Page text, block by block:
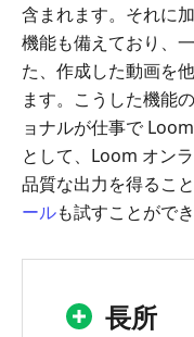
含まれます。それに
機能も備えており、
た、作成した動画を
ます。こうした機能
ョナルが仕事で
として、Loom オン
品質な出力を得るこ
ールも試すことができ
長所